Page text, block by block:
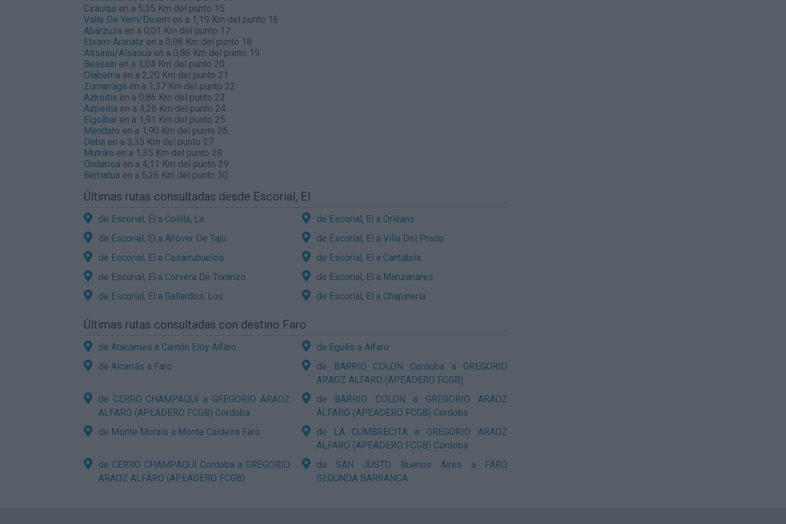
Cirauqui en a 5,35 Km del punto 15
Valle De Yerri/Deierri en a 1,19 Km del punto 16
Abárzuza en a 0,01 Km del punto 17
Etxarri-Aranatz en a 0,98 Km del punto 18
Altsasu/Alsasua en a 0,86 Km del punto 19
Beasain en a 1,04 Km del punto 20
Olaberria en a 2,20 Km del punto 21
Zumarraga en a 1,37 Km del punto 22
Azkoitia en a 0,86 Km del punto 23
Azpeitia en a 4,26 Km del punto 24
Elgoibar en a 1,91 Km del punto 25
Mendaro en a 1,90 Km del punto 26
Deba en a 3,35 Km del punto 27
Mutriku en a 1,35 Km del punto 28
Ondarroa en a 4,11 Km del punto 29
Berriatua en a 6,26 Km del punto 30
Últimas rutas consultadas desde Escorial, El
de Escorial, El a Colilla, La
de Escorial, El a Orléans
de Escorial, El a Añover De Tajo
de Escorial, El a Villa Del Prado
de Escorial, El a Casarrubuelos
de Escorial, El a Cantabria
de Escorial, El a Corvera De Toranzo
de Escorial, El a Manzanares
de Escorial, El a Gallardos, Los
de Escorial, El a Chapinería
Últimas rutas consultadas con destino Faro
de Atacames a Cantón Eloy Alfaro
de Egüés a Alfaro
de Alcarràs a Faro
de BARRIO COLON Cordoba a GREGORIO
ARAOZ ALFARO (APEADERO FCGB)
de CERRO CHAMPAQUI a GREGORIO ARAOZ
ALFARO (APEADERO FCGB) Cordoba
de BARRIO COLON a GREGORIO ARAOZ
ALFARO (APEADERO FCGB) Cordoba
de Monte Morais a Monte Caldeira Faro
de LA CUMBRECITA a GREGORIO ARAOZ
ALFARO (APEADERO FCGB) Cordoba
de CERRO CHAMPAQUI Cordoba a GREGORIO
ARAOZ ALFARO (APEADERO FCGB)
de SAN JUSTO Buenos Aires a FARO
SEGUNDA BARRANCA